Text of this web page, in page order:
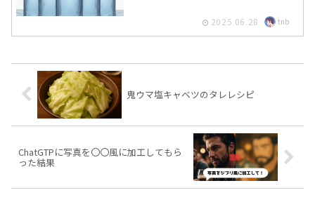
2025.06.28 tnb
鬼ウマ塩キャベツのタレレシピ
ChatGTPに写真を〇〇風に加工してもら
った結果